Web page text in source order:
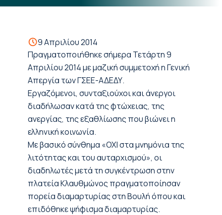
9 Απριλίου 2014
Πραγματοποιήθηκε σήμερα Τετάρτη 9
Απριλίου 2014 με μαζική συμμετοχή η Γενική
Απεργία των ΓΣΕΕ-ΑΔΕΔΥ.
Εργαζόμενοι, συνταξιούχοι και άνεργοι
διαδήλωσαν κατά της φτώχειας, της
ανεργίας, της εξαθλίωσης που βιώνει η
ελληνική κοινωνία.
Με βασικό σύνθημα «ΟΧΙ στα μνημόνια της
λιτότητας και του αυταρχισμού», οι
διαδηλωτές μετά τη συγκέντρωση στην
πλατεία Κλαυθμώνος πραγματοποίησαν
πορεία διαμαρτυρίας στη Βουλή όπου και
επιδόθηκε ψήφισμα διαμαρτυρίας.